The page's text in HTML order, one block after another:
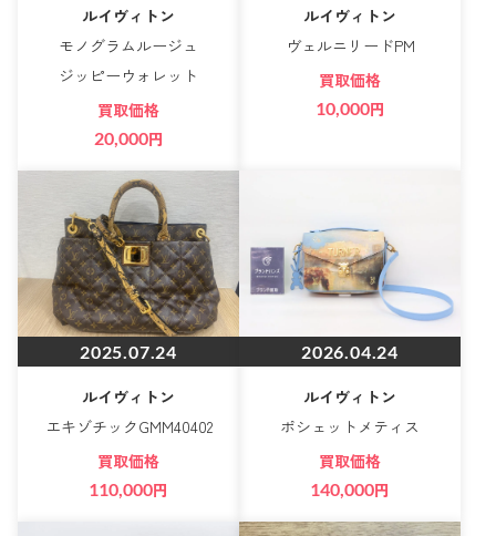
ルイヴィトン
モノグラムルージュ
ジッピーウォレット
買取価格
20,000円
ルイヴィトン
ヴェルニリードPM
買取価格
10,000円
2025.07.24
ルイヴィトン
エキゾチックGMM40402
買取価格
110,000円
2026.04.24
ルイヴィトン
ポシェットメティス
買取価格
140,000円